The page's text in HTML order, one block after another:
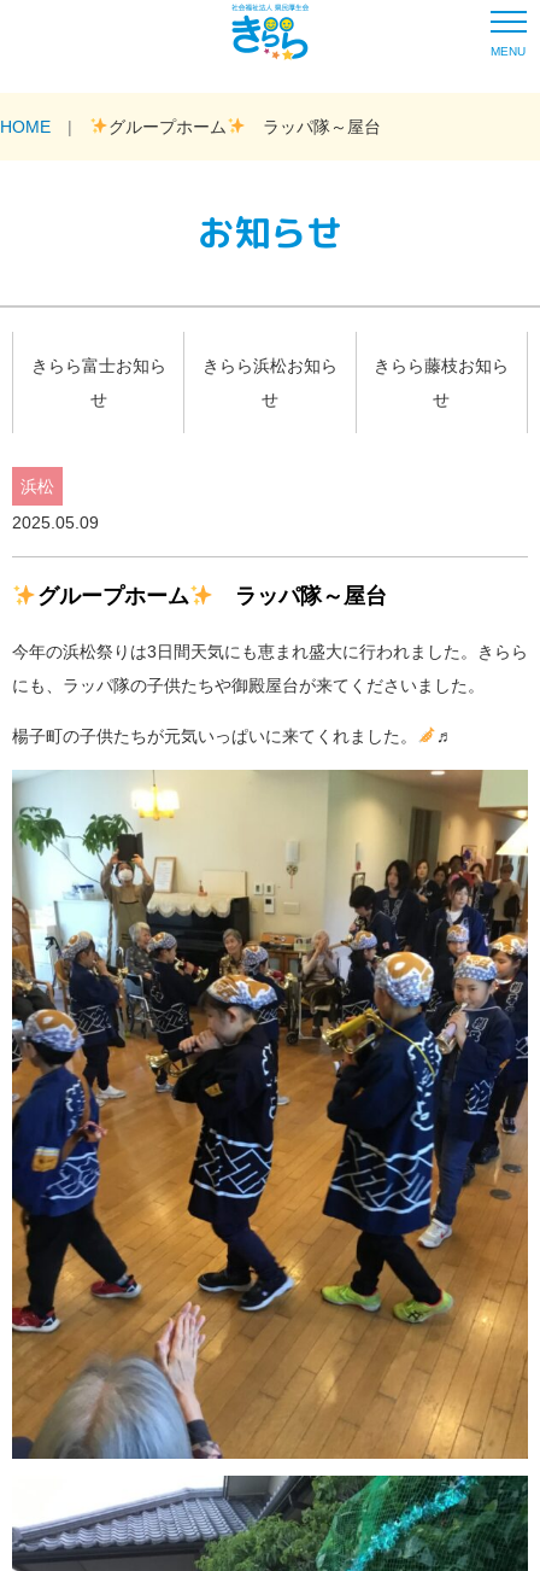
MENU
HOME グループホーム ラッパ隊～屋台
お知らせ
きらら富士お知ら
せ
きらら浜松お知ら
せ
きらら藤枝お知ら
せ
浜松
2025.05.09
グループホーム ラッパ隊～屋台
今年の浜松祭りは3日間天気にも恵まれ盛大に行われました。きらら
にも、ラッパ隊の子供たちや御殿屋台が来てくださいました。
楊子町の子供たちが元気いっぱいに来てくれました。 ♬